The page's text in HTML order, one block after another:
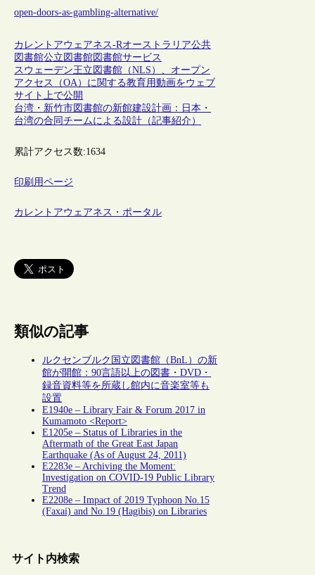
open-doors-as-gambling-alternative/
カレントアウェアネス-Rオーストラリア公共
図書館公立図書館図書館サービス
スウェーデン王立図書館（NLS）、オープン
アクセス（OA）に関する教育用動画をウェブ
サイト上で公開
台湾・新竹市図書館の新館建設計画：日本・
台湾の合同チームによる設計（記事紹介）
累計アクセス数:1634
印刷用ページ
カレントアウェアネス・ポータル
類似の記事
ルクセンブルク国立図書館（BnL）の新
館が開館：90言語以上の図書・DVD・
録音資料等を所蔵し館内に音楽室等も
設置
E1940e – Library Fair & Forum 2017 in
Kumamoto <Report>
E1205e – Status of Libraries in the
Aftermath of the Great East Japan
Earthquake (As of August 24, 2011)
E2283e – Archiving the Moment:
Investigation on COVID-19 Public Library
Trend
E2208e – Impact of 2019 Typhoon No.15
(Faxai) and No.19 (Hagibis) on Libraries
サイト内検索